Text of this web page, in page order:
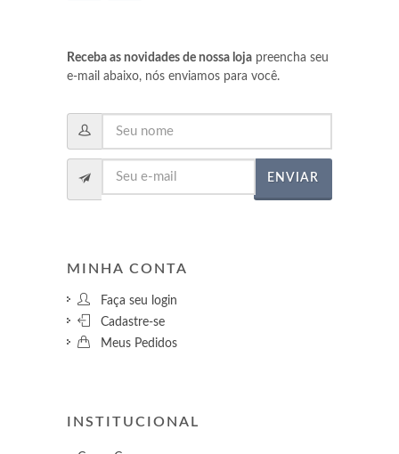
Receba as novidades de nossa lojapreencha seu
e-mail abaixo, nós enviamos para você.
ENVIAR
MINHA CONTA
Faça seu login
Cadastre-se
Meus Pedidos
INSTITUCIONAL